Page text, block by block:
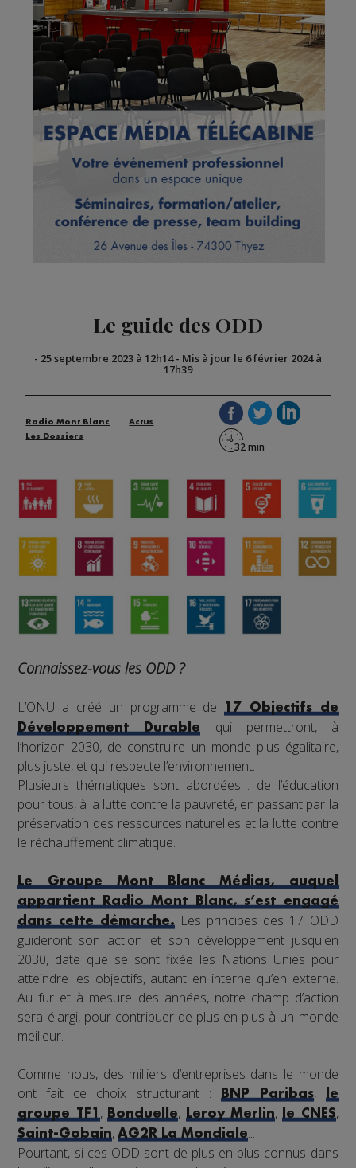
Le guide des ODD
- 25 septembre 2023 à 12h14- Mis à jour le 6 février 2024 à
17h39
Radio Mont Blanc
Actus
Les Dossiers
Connaissez-vous les ODD ?
L’ONU a créé un programme de17 Objectifs de
Développement Durable
qui permettront, à
l’horizon 2030, de construire un monde plus égalitaire,
plus juste, et qui respecte l’environnement.
Plusieurs thématiques sont abordées : de l’éducation
pour tous, à la lutte contre la pauvreté, en passant par la
préservation des ressources naturelles et la lutte contre
le réchauffement climatique.
Le Groupe Mont Blanc Médias, auquel
appartient Radio Mont Blanc, s’est engagé
dans cette démarche.Les principes des 17 ODD
guideront son action et son développement jusqu'en
2030, date que se sont fixée les Nations Unies pour
atteindre les objectifs, autant en interne qu’en externe.
Au fur et à mesure des années, notre champ d’action
sera élargi, pour contribuer de plus en plus à un monde
meilleur.
Comme nous, des milliers d’entreprises dans le monde
ont fait ce choix structurant :
BNP Paribas,
le
groupe TF1,Bonduelle, Leroy Merlin,le CNES,
Saint-Gobain,AG2R La Mondiale...
Pourtant, si ces ODD sont de plus en plus connus dans